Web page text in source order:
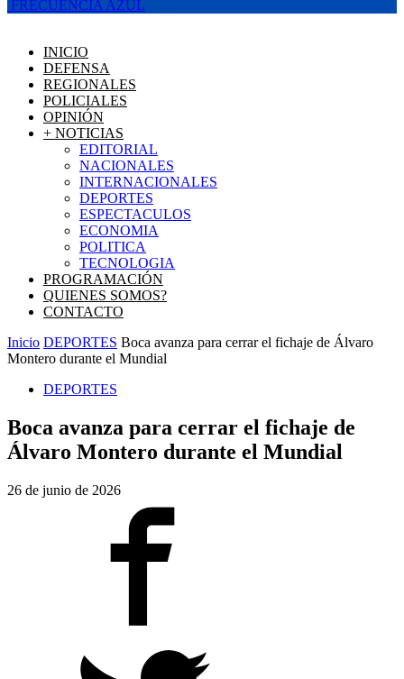
FRECUENCIA AZUL
INICIO
DEFENSA
REGIONALES
POLICIALES
OPINIÓN
+ NOTICIAS
EDITORIAL
NACIONALES
INTERNACIONALES
DEPORTES
ESPECTACULOS
ECONOMIA
POLITICA
TECNOLOGIA
PROGRAMACIÓN
QUIENES SOMOS?
CONTACTO
Inicio DEPORTES Boca avanza para cerrar el fichaje de Álvaro
Montero durante el Mundial
DEPORTES
Boca avanza para cerrar el fichaje de
Álvaro Montero durante el Mundial
26 de junio de 2026